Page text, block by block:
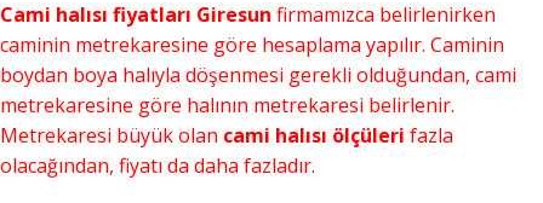
Cami halısı fiyatları Giresun firmamızca belirlenirken
caminin metrekaresine göre hesaplama yapılır. Caminin
boydan boya halıyla döşenmesi gerekli olduğundan, cami
metrekaresine göre halının metrekaresi belirlenir.
Metrekaresi büyük olan cami halısı ölçüleri fazla
olacağından, fiyatı da daha fazladır.